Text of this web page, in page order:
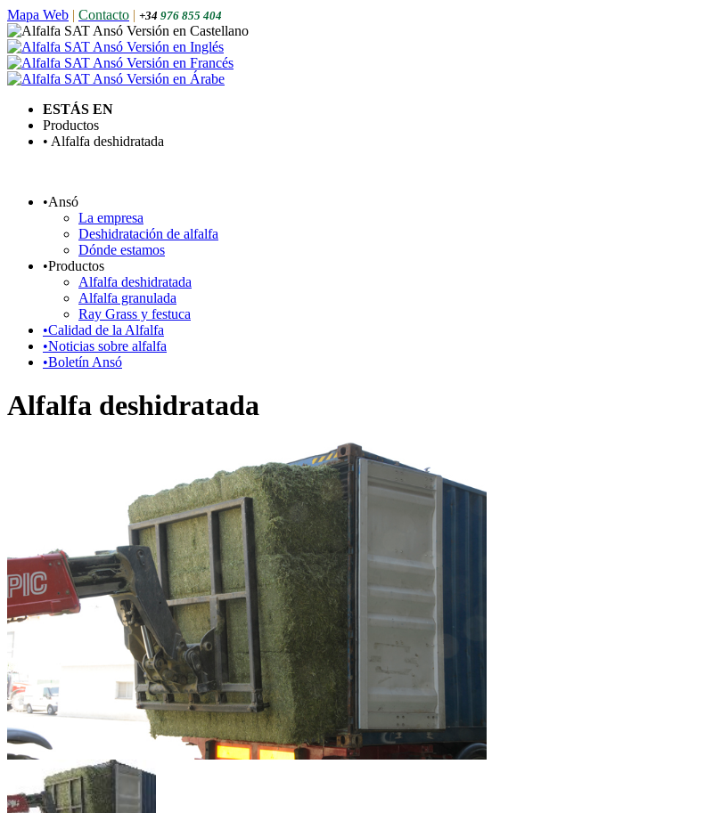
Mapa Web | Contacto | +34 976 855 404
ESTÁS EN
Productos
• Alfalfa deshidratada
•Ansó
La empresa
Deshidratación de alfalfa
Dónde estamos
•Productos
Alfalfa deshidratada
Alfalfa granulada
Ray Grass y festuca
•Calidad de la Alfalfa
•Noticias sobre alfalfa
•Boletín Ansó
Alfalfa deshidratada